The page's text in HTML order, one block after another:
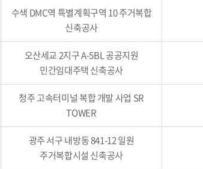
수색 DMC역 특별계획구역 10 주거복합
신축공사
오산세교 2지구 A-5BL 공공지원
민간임대주택 신축공사
청주 고속터미널 복합 개발 사업 SR
TOWER
광주 서구 내방동 841-12 일원
주거복합시설 신축공사